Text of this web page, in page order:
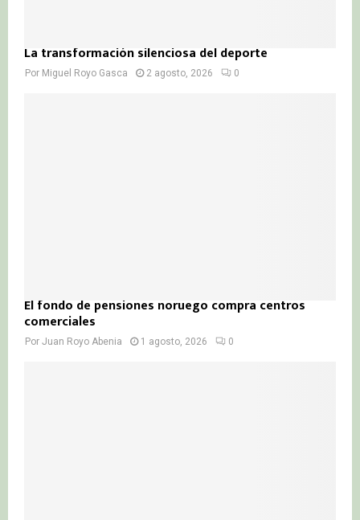
La transformación silenciosa del deporte
Por Miguel Royo Gasca 2 agosto, 2026 0
El fondo de pensiones noruego compra centros
comerciales
Por Juan Royo Abenia 1 agosto, 2026 0